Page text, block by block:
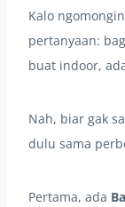
Kalo
pertanyaan:
buat indoor,
Nah, biar gak
dulu sama
Pertama, ada